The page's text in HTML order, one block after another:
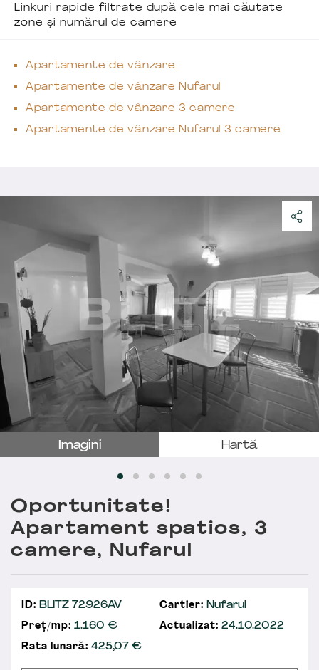
Linkuri rapide filtrate după cele mai căutate
zone și numărul de camere
Apartamente de vânzare
Apartamente de vânzare Nufarul
Apartamente de vânzare 3 camere
Apartamente de vânzare Nufarul 3 camere
Imagini Hartă
Oportunitate!
Apartament spatios, 3
camere, Nufarul
ID: BLITZ 72926AV Cartier: Nufarul
Preț/mp: 1.160 € Actualizat: 24.10.2022
Rata lunară: 425,07 €